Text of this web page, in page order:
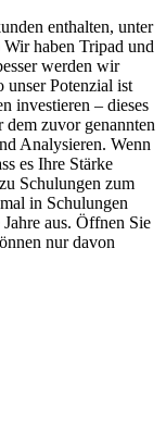
enthalten, unter
haben Tripad und
werden wir
unser Potenzial ist
investieren – dieses
zuvor genannten
Analysieren. Wenn
es Ihre Stärke
Schulungen zum
in Schulungen
aus. Öffnen Sie
nur davon